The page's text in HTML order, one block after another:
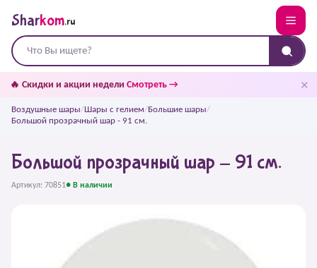
Sharkom.ru
🔥 Скидки и акции недели Смотреть → ✕
Воздушные шары/Шары с гелием/Большие шары/
Большой прозрачный шар - 91 см.
Большой прозрачный шар - 91 см.
Артикул: 70851● В наличии